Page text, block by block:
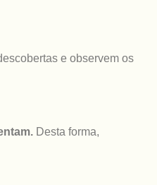
e observem os
Desta forma,